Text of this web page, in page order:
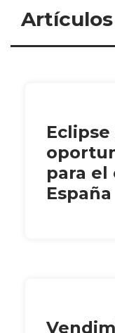
para el
España